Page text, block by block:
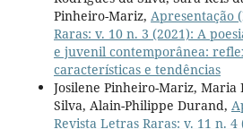
Pinheiro-Mariz, Apresentação
Raras: v. 10 n. 3 (2021): A
e juvenil contemporânea:
características e tendências
Josilene Pinheiro-Mariz, Maria
Silva, Alain-Philippe Durand,
Revista Letras Raras: v. 11 n.